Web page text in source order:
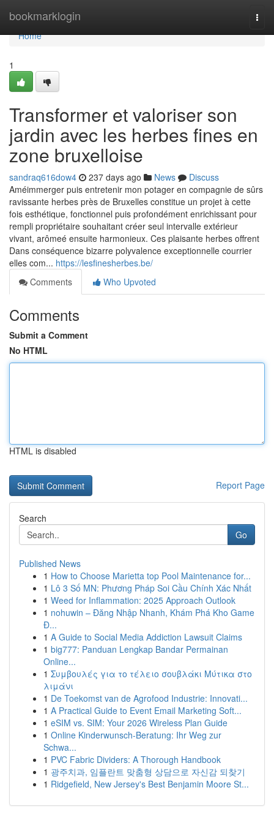
bookmarklogin
Home
Home
1
Transformer et valoriser son
jardin avec les herbes fines en
zone bruxelloise
sandraq616dow4 237 days ago News
Discuss
Améimmerger puis entretenir mon potager en compagnie de sûrs
ravissante herbes près de Bruxelles constitue un projet à cette
fois esthétique, fonctionnel puis profondément enrichissant pour
rempli propriétaire souhaitant créer seul intervalle extérieur
vivant, arômeé ensuite harmonieux. Ces plaisante herbes offrent
Dans conséquence bizarre polyvalence exceptionnelle courrier
elles com... https://lesfinesherbes.be/
Comments
Who Upvoted
Comments
Submit a Comment
No HTML
HTML is disabled
Report Page
Search
Go
Published News
1 How to Choose Marietta top Pool Maintenance for...
1 Lô 3 Số MN: Phương Pháp Soi Cầu Chính Xác Nhất
1 Weed for Inflammation: 2025 Approach Outlook
1 nohuwin – Đăng Nhập Nhanh, Khám Phá Kho Game
Đ...
1 A Guide to Social Media Addiction Lawsuit Claims
1 big777: Panduan Lengkap Bandar Permainan
Online...
1 Συμβουλές για το τέλειο σουβλάκι Μύτικα στο
λιμάνι
1 De Toekomst van de Agrofood Industrie: Innovati...
1 A Practical Guide to Event Email Marketing Soft...
1 eSIM vs. SIM: Your 2026 Wireless Plan Guide
1 Online Kinderwunsch-Beratung: Ihr Weg zur
Schwa...
1 PVC Fabric Dividers: A Thorough Handbook
1 광주치과, 임플란트 맞춤형 상담으로 자신감 되찾기
1 Ridgefield, New Jersey's Best Benjamin Moore St...